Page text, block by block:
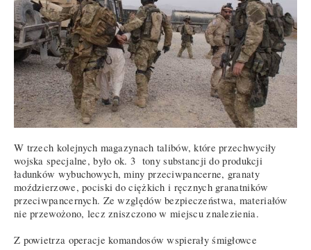
W trzech kolejnych magazynach talibów, które przechwyciły
wojska specjalne, było ok. 3 tony substancji do produkcji
ładunków wybuchowych, miny przeciwpancerne, granaty
moździerzowe, pociski do ciężkich i ręcznych granatników
przeciwpancernych. Ze względów bezpieczeństwa, materiałów
nie przewożono, lecz zniszczono w miejscu znalezienia.
Z powietrza operacje komandosów wspierały śmigłowce